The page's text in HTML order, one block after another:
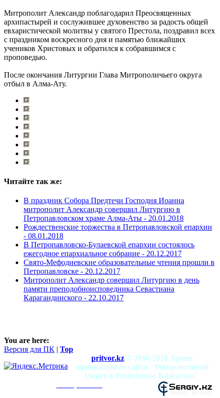
Митрополит Александр поблагодарил Преосвященных
архипастырей и сослужившее духовенство за радость общей
евхаристической молитвы у святого Престола, поздравил всех
с праздником воскресного дня и памятью ближайших
учеников Христовых и обратился к собравшимся с
проповедью.
После окончания Литургии Глава Митрополичьего округа
отбыл в Алма-Ату.
Читайте так же:
В праздник Собора Предтечи Господня Иоанна
митрополит Александр совершил Литургию в
Петропавловском храме Алма-Аты - 20.01.2018
Рождественские торжества в Петропавловской епархии
- 08.01.2018
В Петропавловско-Булаевской епархии состоялось
ежегодное епархиальное собрание - 20.12.2017
Свято-Мефодиевские образовательные чтения прошли в
Петропавловске - 20.12.2017
Митрополит Александр совершил Литургию в день
памяти преподобноисповедника Севастиана
Карагандинского - 22.10.2017
You are here:
Версия для ПК | Top
pritvor.kz © 2010-2018 Архив
официального сайта "Митрополичий
Округ в Республике Казахстан"